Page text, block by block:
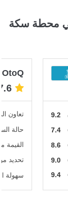
محطة سكة
9.2
7.4
8.6
9.0
9.4
OtoQ
تعاون
حالة
القيمة
تحديد
سهولة